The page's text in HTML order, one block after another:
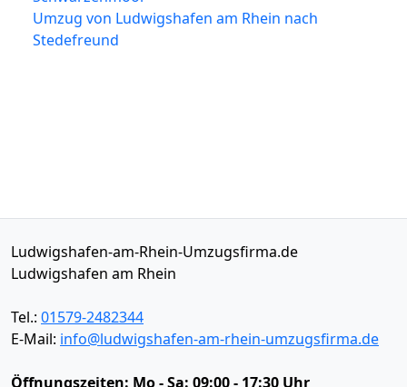
Umzug von Ludwigshafen am Rhein nach
Stedefreund
Ludwigshafen-am-Rhein-Umzugsfirma.de
Ludwigshafen am Rhein
Tel.: 01579-2482344
E-Mail: info@ludwigshafen-am-rhein-umzugsfirma.de
Öffnungszeiten: Mo - Sa: 09:00 - 17:30 Uhr